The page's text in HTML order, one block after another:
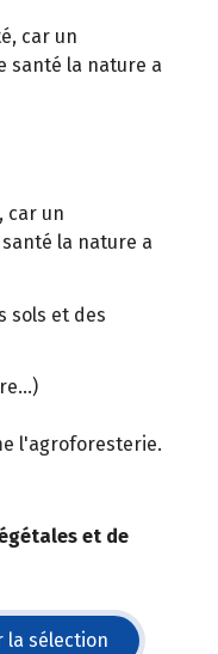
car un
santé la nature a
car un
la nature a
sols et des
l'agroforesterie.
et de
la sélection